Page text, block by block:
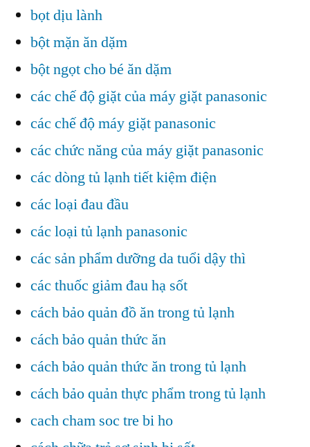
bọt dịu lành
bột mặn ăn dặm
bột ngọt cho bé ăn dặm
các chế độ giặt của máy giặt panasonic
các chế độ máy giặt panasonic
các chức năng của máy giặt panasonic
các dòng tủ lạnh tiết kiệm điện
các loại đau đầu
các loại tủ lạnh panasonic
các sản phẩm dưỡng da tuổi dậy thì
các thuốc giảm đau hạ sốt
cách bảo quản đồ ăn trong tủ lạnh
cách bảo quản thức ăn
cách bảo quản thức ăn trong tủ lạnh
cách bảo quản thực phẩm trong tủ lạnh
cach cham soc tre bi ho